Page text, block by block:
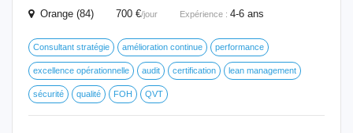
Orange (84) 700 €/jour Expérience : 4-6 ans
Consultant stratégie amélioration continue performance
excellence opérationnelle audit certification lean management
sécurité qualité FOH QVT